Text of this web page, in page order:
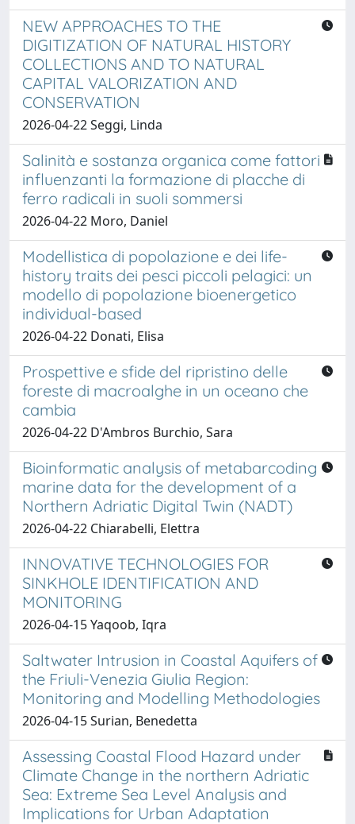
NEW APPROACHES TO THE
DIGITIZATION OF NATURAL HISTORY
COLLECTIONS AND TO NATURAL
CAPITAL VALORIZATION AND
CONSERVATION
2026-04-22 Seggi, Linda
Salinità e sostanza organica come fattori
influenzanti la formazione di placche di
ferro radicali in suoli sommersi
2026-04-22 Moro, Daniel
Modellistica di popolazione e dei life-
history traits dei pesci piccoli pelagici: un
modello di popolazione bioenergetico
individual-based
2026-04-22 Donati, Elisa
Prospettive e sfide del ripristino delle
foreste di macroalghe in un oceano che
cambia
2026-04-22 D'Ambros Burchio, Sara
Bioinformatic analysis of metabarcoding
marine data for the development of a
Northern Adriatic Digital Twin (NADT)
2026-04-22 Chiarabelli, Elettra
INNOVATIVE TECHNOLOGIES FOR
SINKHOLE IDENTIFICATION AND
MONITORING
2026-04-15 Yaqoob, Iqra
Saltwater Intrusion in Coastal Aquifers of
the Friuli-Venezia Giulia Region:
Monitoring and Modelling Methodologies
2026-04-15 Surian, Benedetta
Assessing Coastal Flood Hazard under
Climate Change in the northern Adriatic
Sea: Extreme Sea Level Analysis and
Implications for Urban Adaptation